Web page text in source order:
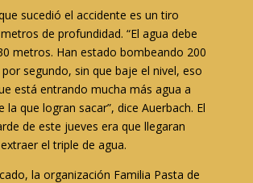
sucedió el accidente es un tiro
de profundidad. “El agua debe
metros. Han estado bombeando 200
segundo, sin que baje el nivel, eso
está entrando mucha más agua a
la que logran sacar”, dice Auerbach. El
de este jueves era que llegaran
el triple de agua.
la organización Familia Pasta de